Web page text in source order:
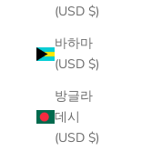
(USD $)
바하마
(USD $)
방글라
데시
(USD $)